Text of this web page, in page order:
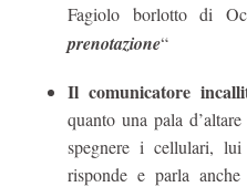
Fagiolo borlotto di
prenotazione“
Il comunicatore
quanto una pala
spegnere i cellulari,
risponde e parla